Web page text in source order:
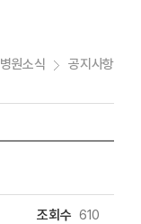
병원소식 공지사항
조회수 610